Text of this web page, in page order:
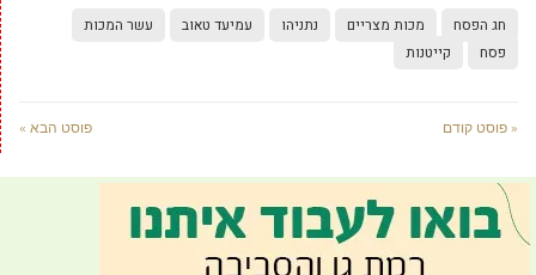
חג הפסח מכות מצריים נתניהו עמיעד טאוב
עשר המכות
פסח
קייטנות
« פוסט קודם פוסט הבא »